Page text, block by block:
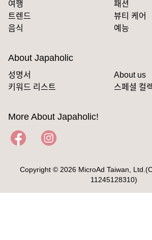
여행
패션
트렌드
뷰티 케어
음식
예능
About Japaholic
성명서
About us
키워드 리스트
스페셜 컬
More About Japaholic!
Copyright © 2026 MicroAd Taiwan,
11245128310)